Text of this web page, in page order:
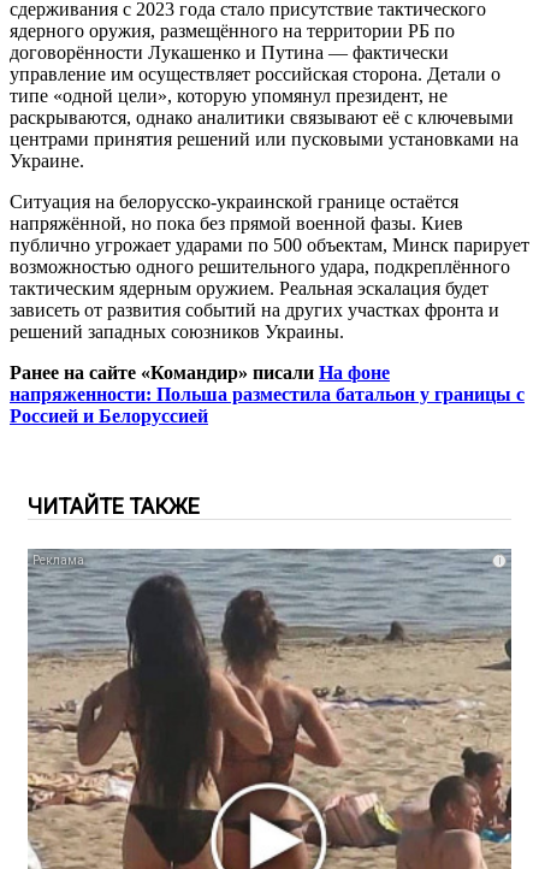
сдерживания с 2023 года стало присутствие тактического
ядерного оружия, размещённого на территории РБ по
договорённости Лукашенко и Путина — фактически
управление им осуществляет российская сторона. Детали о
типе «одной цели», которую упомянул президент, не
раскрываются, однако аналитики связывают её с ключевыми
центрами принятия решений или пусковыми установками на
Украине.
Ситуация на белорусско-украинской границе остаётся
напряжённой, но пока без прямой военной фазы. Киев
публично угрожает ударами по 500 объектам, Минск парирует
возможностью одного решительного удара, подкреплённого
тактическим ядерным оружием. Реальная эскалация будет
зависеть от развития событий на других участках фронта и
решений западных союзников Украины.
Ранее на сайте «Командир» писали На фоне
напряженности: Польша разместила батальон у границы с
Россией и Белоруссией
ЧИТАЙТЕ ТАКЖЕ
i